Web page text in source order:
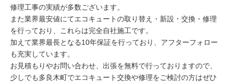
修理工事の実績が多数ございます。
また業界最安値にてエコキュートの取り替え・新設・交換・修理
を行っており、これらは完全自社施工です。
加えて業界最長となる10年保証を行っており、アフターフォロー
も充実しています。
お見積もりやお問い合わせ、出張を無料で行っておりますので、
少しでも多良木町でエコキュート交換や修理をご検討の方はぜひ